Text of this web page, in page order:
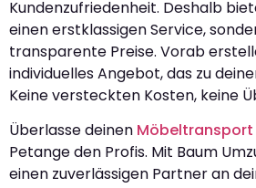
Kundenzufriedenheit. Deshalb
einen erstklassigen Service,
transparente Preise. Vorab
individuelles Angebot, das zu
Keine versteckten Kosten, keine
Überlasse deinen Möbeltransport
Petange den Profis. Mit Baum
einen zuverlässigen Partner an